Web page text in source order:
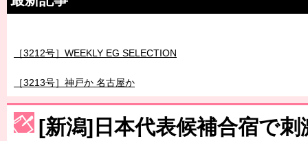
［3212号］WEEKLY EG SELECTION
［3213号］神戸か 名古屋か
［3214号］WEST制覇
[新潟]日本代表候補合宿で